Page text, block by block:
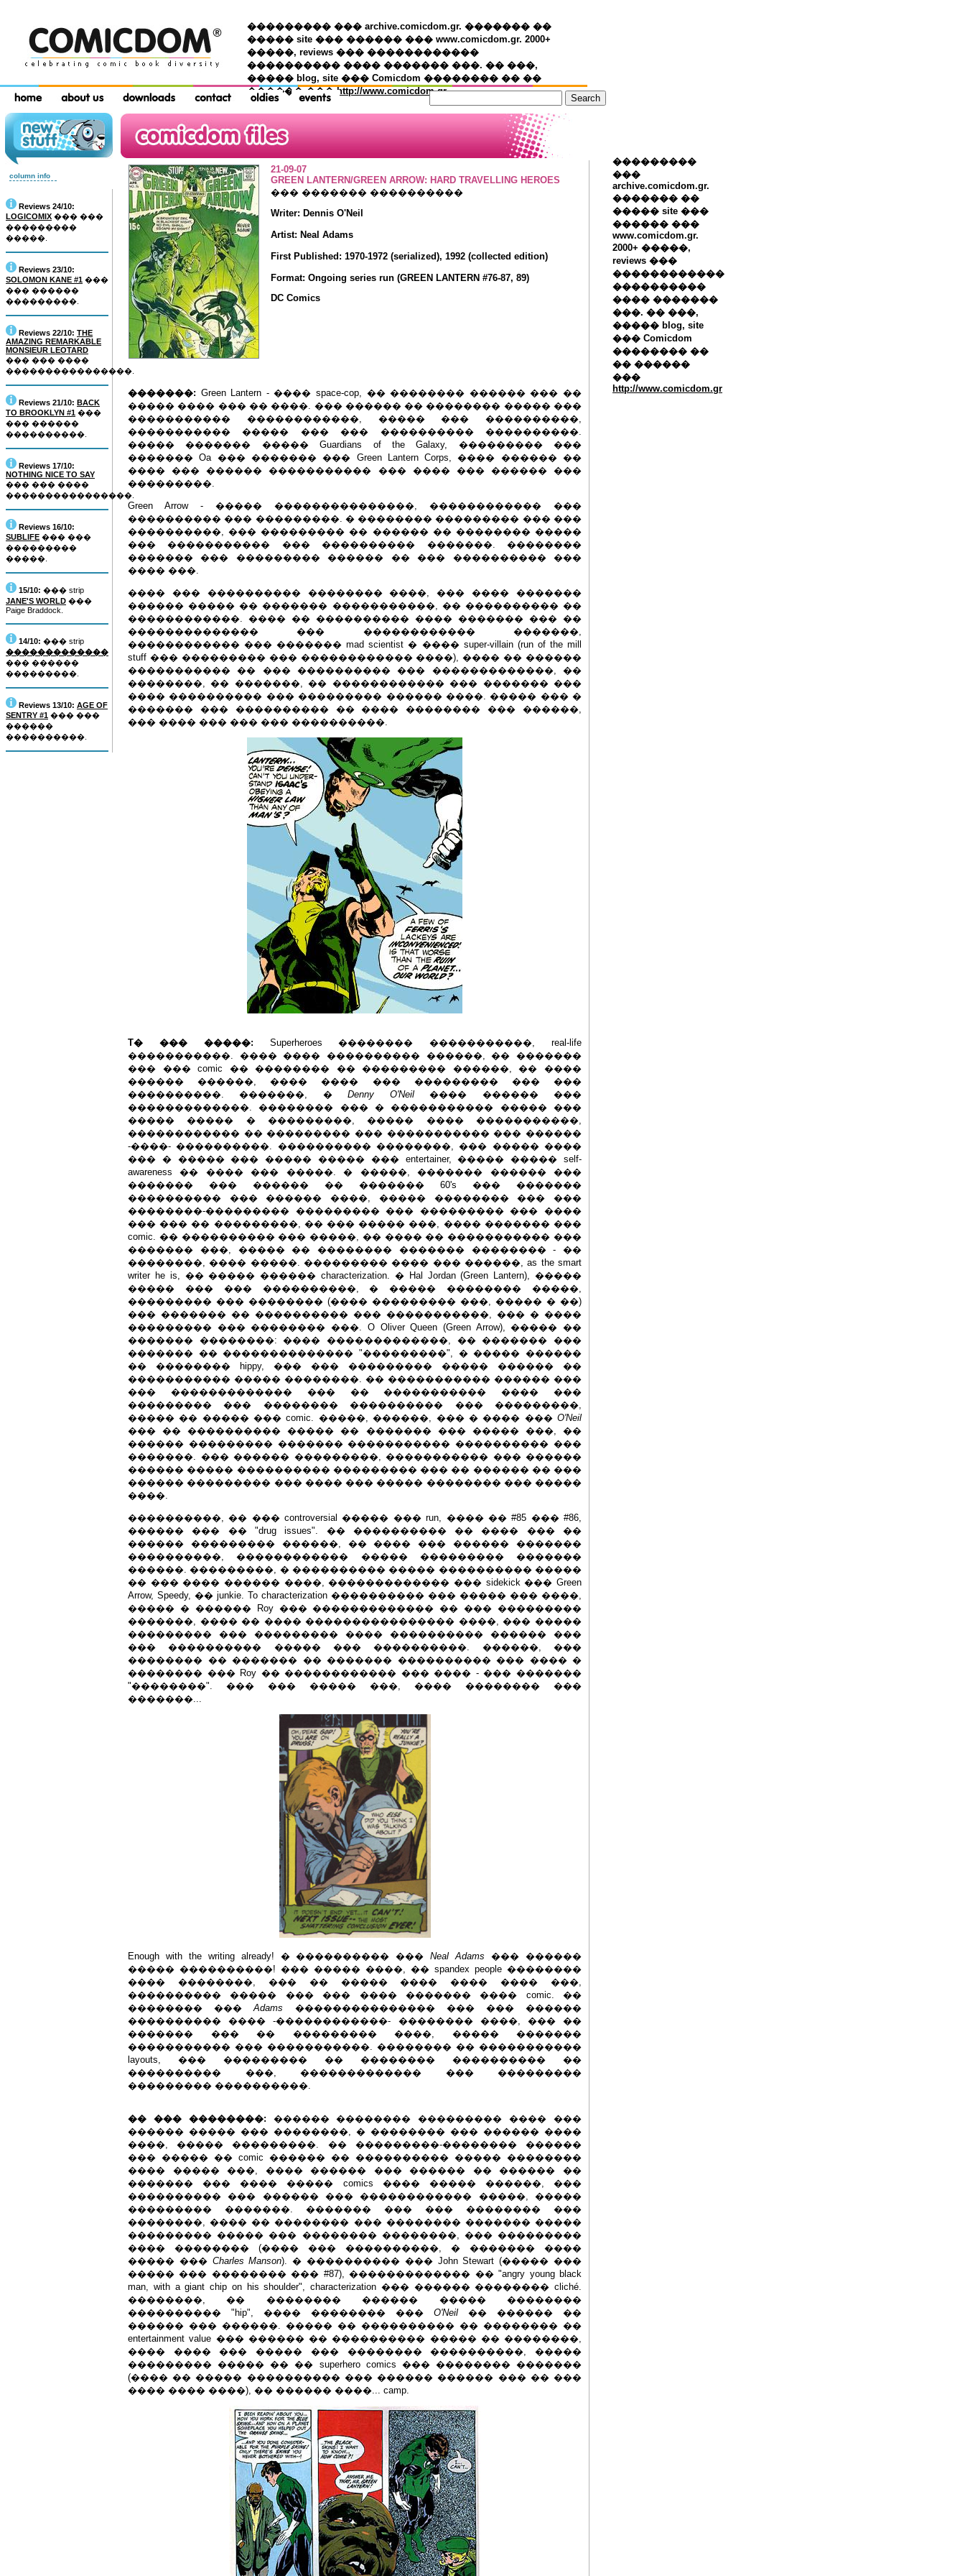
��������� ��� archive.comicdom.gr. ������� ��
����� site ��� ������ ��� www.comicdom.gr. 2000+
�����, reviews ��� ������������
���������� ���� ������� ���. �� ���,
����� blog, site ��� Comicdom �������� �� ��
������ ��� http://www.comicdom.gr
���������
���
archive.comicdom.gr.
������� ��
����� site ���
������ ���
www.comicdom.gr.
2000+ �����,
reviews ���
������������
����������
���� �������
���. �� ���,
����� blog, site
��� Comicdom
�������� ��
�� ������
���
http://www.comicdom.gr
column info
Reviews 24/10:
LOGICOMIX ��� ���
���������
�����.
Reviews 23/10:
SOLOMON KANE #1 ���
��� ������
���������.
Reviews 22/10: THE
AMAZING REMARKABLE
MONSIEUR LEOTARD
��� ��� ����
����������������.
Reviews 21/10: BACK
TO BROOKLYN #1 ���
��� ������
����������.
Reviews 17/10:
NOTHING NICE TO SAY
��� ��� ����
����������������.
Reviews 16/10:
SUBLIFE ��� ���
���������
�����.
15/10: ��� strip
JANE'S WORLD ���
Paige Braddock.
14/10: ��� strip
�������������
��� ������
���������.
Reviews 13/10: AGE OF
SENTRY #1 ��� ���
������
����������.
21-09-07
GREEN LANTERN/GREEN ARROW: HARD TRAVELLING HEROES
��� ������� ����������
Writer: Dennis O'Neil
Artist: Neal Adams
First Published: 1970-1972 (serialized), 1992 (collected edition)
Format: Ongoing series run (GREEN LANTERN #76-87, 89)
DC Comics
�������: Green Lantern - ���� space-cop, �� �������� ������ ��� ��
����� ���� ��� �� ����. ��� ������ �� �������� ����� ���
����������� ������������, ����� ��� ����������,
����������� ����� ��� ��� ���������� ����������.
����� ������� ����� Guardians of the Galaxy, ��������� ���
������� Oa ��� ������� ��� Green Lantern Corps, ���� ������ ��
���� ��� ������ ����������� ��� ���� ��� ������ ���
���������.
Green Arrow - ����� ���������������, ������������ ���
���������� ��� ���������. � �������� ��������� ��� ���
����������, ��� ��������� �� ������ �� �������� �����
��� ����������� ��� ���������� �������. ��������
������� ��� ��������� ������ �� ��� ���������� ���
���� ���.
���� ��� ���������� �������� ����, ��� ���� �������
������ ����� �� ������� �����������, �� ���������� ��
������������. ���� �� ���������� ���� ������� ��� ��
�������������� ��� ������������ �������,
������������ ��� ������� mad scientist � ���� super-villain (run of the mill
stuff ��� ��������� ��� ������������ ����), ���� �� ������
����������� �� ��� ���������� ��� �������������, ��
��������, �� �������, �� ������������ ��� ������� ���
���� ���������� ��� ��������� ������ ����. ����� ��� �
������� ��� ���������� �� ���� �������� ��� ������,
��� ���� ��� ��� ��� ����������.
T� ��� �����: Superheroes �������� �����������, real-life
�����������. ���� ���� ���������� ������, �� �������
��� ��� comic �� �������� �� ��������� ������, �� ����
������ ������, ���� ���� ��� ��������� ��� ���
����������. �������, �Denny O'Neil���� ������ ���
�������������. �������� ��� � ����������� ����� ���
����� ����� � ���������, ����� ���� �����������,
������������ �� ��������� ��� ����������� ��� ������
-����- ����������. ���������� ��������, ��� ����� ����
��� � ����� ��� ����� ����� ��� entertainer, ����� ����� self-
awareness �� ���� ��� �����. � �����, ������� ������ ���
������� ��� ������ �� ������� 60's ��� �������
���������� ��� ������ ����, ����� �������� ��� ���
��������-��������� ��������� ��� ��������� ��� ����
��� ��� �� ���������, �� ��� ����� ���, ���� ������� ���
comic. �� ���������� ��� �����, �� ���� �� ����������� ���
������� ���, ����� �� �������� ������� �������� - ��
��������, ���� �����. ��������� ���� ��� ������, as the smart
writer he is, �� ����� ������ characterization. � Hal Jordan (Green Lantern), �����
����� ��� ��� ����������, � ����� �������� �����,
��������� ��� �������� (���� ��������� ���, ����� � ��)
��� ������� �� ���������� ��� �����������, ��� � ����
��������� ��� �������� ���. O Oliver Queen (Green Arrow), ����� ��
������� ��������: ���� �������������, �� ������� ���
������� �� �������������� "���������", � ����� ������
�� �������� hippy, ��� ��� ��������� ����� ������ ��
����������� ����� ��������. �� ����������� ������ ���
��� ������������� ��� �� ����������� ���� ���
��������� ��� �������� ���������� ��� ���������,
����� �� ����� ��� comic. �����, ������, ��� � ���� ��� O'Neil
��� �� ���������� ����� �� ������� ��� ����� ���, ��
������ ��������� ������� ����������� ���������� ���
�������. ��� ������ ���������, ����������� ��� ������
������ ����� ���������� ��������� ��� �� ������ �� ���
������ ��������� ��� ���� ��� ����� �������� ��� �����
����.
����������, �� ��� controversial ����� ��� run, ���� �� #85 ��� #86,
������ ��� �� "drug issues". �� ���������� �� ���� ��� ��
������ ��������� ������, �� ���� ��� ������ �������
����������, ������������ ����� ��������� �������
������. ���������, � ���������� ����� ���������� �����
�� ��� ���� ������ ����, ������������� ��� sidekick ��� Green
Arrow, Speedy, �� junkie. To characterization ���������� ��� ����� ��� ����,
����� � ������ Roy ��� ������������� �� ��� ���������
�������, ���� �� ���� ���������������� ����, ��� �����
��������� ��� ��������� ���� ���������� ������ ���
��� ���������� ����� ��� ����������. ������, ���
�������� �� ������� �� ������� ���������� ��� ���� �
�������� ��� Roy �� ������������ ��� ���� - ��� �������
"��������". ��� ��� ����� ���, ���� �������� ���
�������...
Enough with the writing already! � ���������� ���Neal Adams ��� ������
����� ����������! ��� ����� ����, �� spandex people ��������
���� ��������, ��� �� ����� ���� ���� ���� ���,
���������� ����� ��� ��� ���� ������� ���� comic. ��
�������� ���Adams ��������������� ��� ��� ������
���������� ���� -������������- �������� ����, ��� ��
������� ��� �� ��������� ����, ����� �������
����������� ��� �����������. �������� �� �����������
layouts, ��� ��������� �� �������� ���������� ��
���������� ���, ������������� ��� ���������
��������� ����������.
�� ��� ��������: ������ �������� ��������� ���� ���
������ ����� ��� ��������, � �������� ��� ������ ����
����, ����� ���������. �� ���������-�������� ������
��� ����� �� comic ������ �� ���������� ����� ��������
���� ����� ���, ���� ������ ��� ������ �� ������ ��
������� ��� ���� ����� comics ���� ����� ������, ���
���������� ��� ������ ��� ������������ �����, �����
��������� �������. ������� ��� ��� �������� ���
��������, ���� �� �������� ��� �������� ������� �����
��������� ����� ��� �������� ��������, ��� ���������
���� �������� (���� ��� ����������, � ������� ����
����� ��� Charles Manson). � ���������� ��� John Stewart (����� ���
����� ��� �������� ��� #87), ������������� �� "angry young black
man, with a giant chip on his shoulder", characterization ��� ������ �������� cliché.
��������, �� �������� ������ ����� ��������
���������� "hip", ���� �������� ��� O'Neil �� ������ ��
������ ��� ������. ����� �� ���������� �� �������� ��
entertainment value ��� ������ �� ���������� ����� �� ��������,
���� ���� ��� ����� ��� �������� ����������, �����
��������� ����� �� �� superhero comics ��� �������� �������
(���� �� ����� ���������� ��� ������ ������ ��� �� ���
���� ���� ����), �� ������ ����... camp.